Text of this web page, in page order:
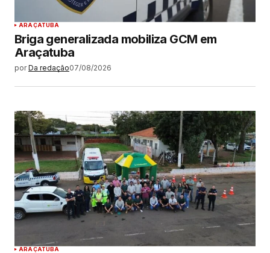
ARAÇATUBA
Briga generalizada mobiliza GCM em
Araçatuba
por Da redação07/08/2026
ARAÇATUBA